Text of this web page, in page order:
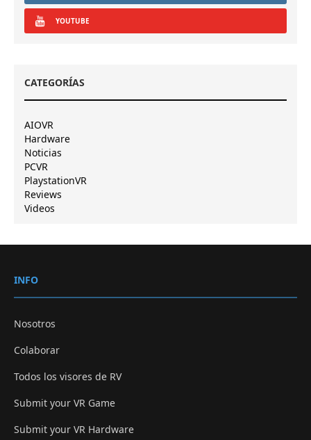
YOUTUBE
CATEGORÍAS
AIOVR
Hardware
Noticias
PCVR
PlaystationVR
Reviews
Videos
INFO
Nosotros
Colaborar
Todos los visores de RV
Submit your VR Game
Submit your VR Hardware